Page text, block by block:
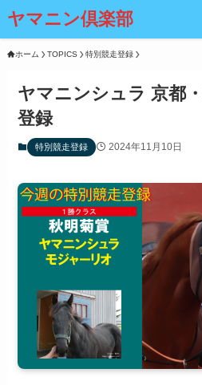
ヤマニン倶楽部
ホーム TOPICS 特別競走登録
ヤマニンシュラ 京都
登録
特別競走登録 2024年11月10日